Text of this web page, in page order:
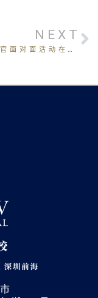
NEXT